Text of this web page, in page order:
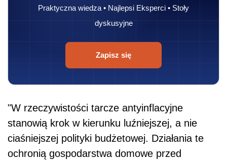
Praktyczna wiedza • Najlepsi Eksperci • Stoły
dyskusyjne
Zapisz się
"W rzeczywistości tarcze antyinflacyjne
stanowią krok w kierunku luźniejszej, a nie
ciaśniejszej polityki budżetowej. Działania te
ochronią gospodarstwa domowe przed